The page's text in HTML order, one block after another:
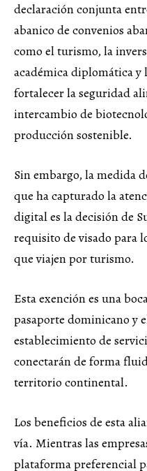
declaración conjunta
abanico de convenios
como el turismo, la
académica diplomática
fortalecer la seguridad
intercambio de
producción sostenible.
Sin embargo, la medida
que ha capturado la
digital es la decisión de
requisito de visado para
que viajen por turismo.
Esta exención es una
pasaporte dominicano y
establecimiento de
conectarán de forma
territorio continental.
Los beneficios de esta
vía. Mientras las
plataforma preferencial